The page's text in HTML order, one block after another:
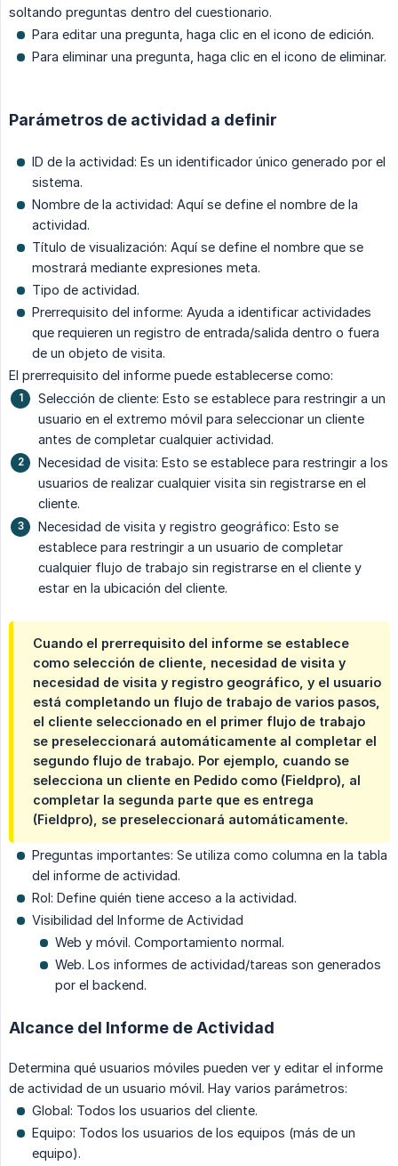
soltando preguntas dentro del cuestionario.
Para editar una pregunta, haga clic en el icono de edición.
Para eliminar una pregunta, haga clic en el icono de eliminar.
Parámetros de actividad a definir
ID de la actividad: Es un identificador único generado por el
sistema.
Nombre de la actividad: Aquí se define el nombre de la
actividad.
Título de visualización: Aquí se define el nombre que se
mostrará mediante expresiones meta.
Tipo de actividad.
Prerrequisito del informe: Ayuda a identificar actividades
que requieren un registro de entrada/salida dentro o fuera
de un objeto de visita.
El prerrequisito del informe puede establecerse como:
Selección de cliente: Esto se establece para restringir a un
usuario en el extremo móvil para seleccionar un cliente
antes de completar cualquier actividad.
Necesidad de visita: Esto se establece para restringir a los
usuarios de realizar cualquier visita sin registrarse en el
cliente.
Necesidad de visita y registro geográfico: Esto se
establece para restringir a un usuario de completar
cualquier flujo de trabajo sin registrarse en el cliente y
estar en la ubicación del cliente.
Cuando el prerrequisito del informe se establece
como selección de cliente, necesidad de visita y
necesidad de visita y registro geográfico, y el usuario
está completando un flujo de trabajo de varios pasos,
el cliente seleccionado en el primer flujo de trabajo
se preseleccionará automáticamente al completar el
segundo flujo de trabajo. Por ejemplo, cuando se
selecciona un cliente en Pedido como (Fieldpro), al
completar la segunda parte que es entrega
(Fieldpro), se preseleccionará automáticamente.
Preguntas importantes: Se utiliza como columna en la tabla
del informe de actividad.
Rol: Define quién tiene acceso a la actividad.
Visibilidad del Informe de Actividad
Web y móvil. Comportamiento normal.
Web. Los informes de actividad/tareas son generados
por el backend.
Alcance del Informe de Actividad
Determina qué usuarios móviles pueden ver y editar el informe
de actividad de un usuario móvil. Hay varios parámetros:
Global: Todos los usuarios del cliente.
Equipo: Todos los usuarios de los equipos (más de un
equipo).